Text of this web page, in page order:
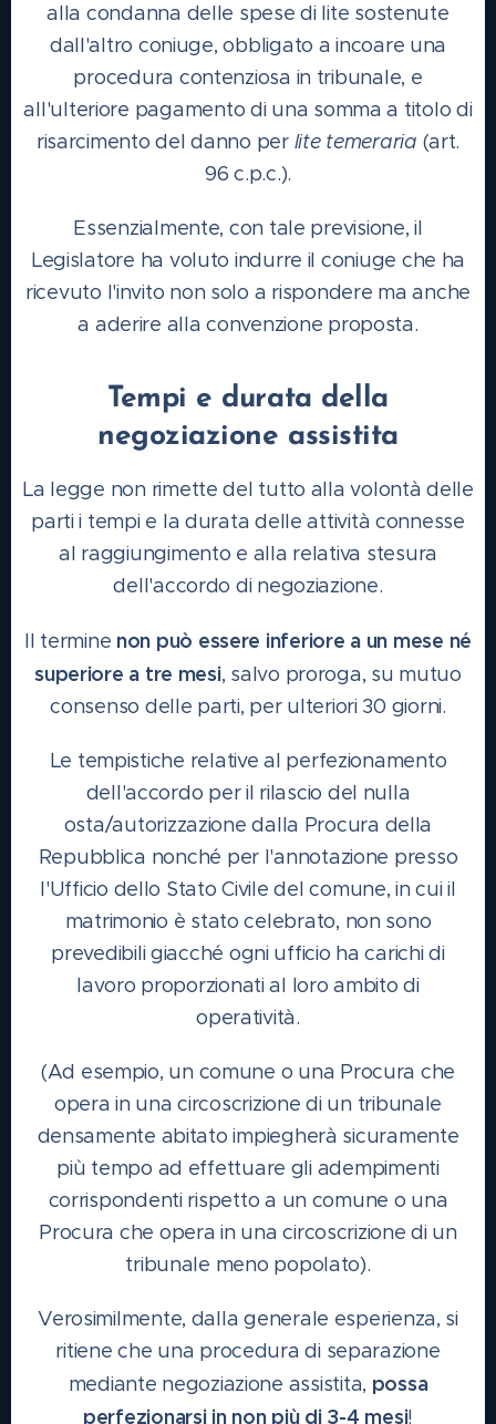
alla condanna delle spese di lite sostenute
dall'altro coniuge, obbligato a incoare una
procedura contenziosa in tribunale, e
all'ulteriore pagamento di una somma a titolo di
risarcimento del danno per lite temeraria (art.
96 c.p.c.).
Essenzialmente, con tale previsione, il
Legislatore ha voluto indurre il coniuge che ha
ricevuto l'invito non solo a rispondere ma anche
a aderire alla convenzione proposta.
Tempi e durata della
negoziazione assistita
La legge non rimette del tutto alla volontà delle
parti i tempi e la durata delle attività connesse
al raggiungimento e alla relativa stesura
dell'accordo di negoziazione.
Il termine non può essere inferiore a un mese né
superiore a tre mesi, salvo proroga, su mutuo
consenso delle parti, per ulteriori 30 giorni.
Le tempistiche relative al perfezionamento
dell'accordo per il rilascio del nulla
osta/autorizzazione dalla Procura della
Repubblica nonché per l'annotazione presso
l'Ufficio dello Stato Civile del comune, in cui il
matrimonio è stato celebrato, non sono
prevedibili giacché ogni ufficio ha carichi di
lavoro proporzionati al loro ambito di
operatività.
(Ad esempio, un comune o una Procura che
opera in una circoscrizione di un tribunale
densamente abitato impiegherà sicuramente
più tempo ad effettuare gli adempimenti
corrispondenti rispetto a un comune o una
Procura che opera in una circoscrizione di un
tribunale meno popolato).
Verosimilmente, dalla generale esperienza, si
ritiene che una procedura di separazione
mediante negoziazione assistita, possa
perfezionarsi in non più di 3-4 mesi!